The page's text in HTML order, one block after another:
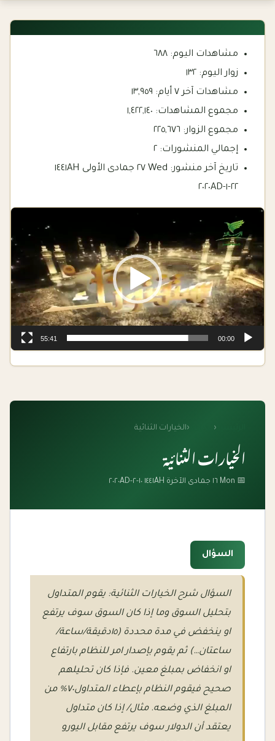
‹
‹الخيارات الثنائية
الخيارات الثنائية
📅 Mon ١٦ جمادى الآخرة ١٤٤١AH ١٠-٢-٢٠٢٠AD
السؤال
السؤال شرح الخيارات الثنائية: يقوم المتداول
بتحليل السوق وما إذا كان السوق سوف يرتفع
او ينخفض في مدة محددة (١٥دقيقة/ساعة/
ساعتان…) ثم يقوم بإصدار امر للنظام بارتفاع
او انخفاض بمبلغ معين. فإذا كان تحليلهم
صحيح فيقوم النظام بإعطاء المتداول٧٠% من
المبلغ الذي وضعه. مثال/ إذا كان متداول
يعتقد أن الدولار سوف يرتفع مقابل اليورو
مشاهدات اليوم:٦٨٨
زوار اليوم: ١٣٢
مشاهدات آخر ٧ أيام:
١٣,٩٥٩
مجموع المشاهدات: ١,٤٢٢,١٤٠
مجموع الزوار: ٢٢٥,٦٧٦
إجمالي المنشورات: ٢
تاريخ آخر منشور:
Wed ٢٧ جمادى الأولى ١٤٤١AH
٢٢-١-٢٠٢٠AD
Player
00:00
55:41